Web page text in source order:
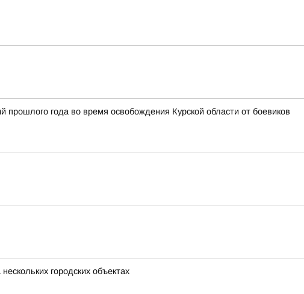
года во время освобождения Курской области от боевиков
городских объектах